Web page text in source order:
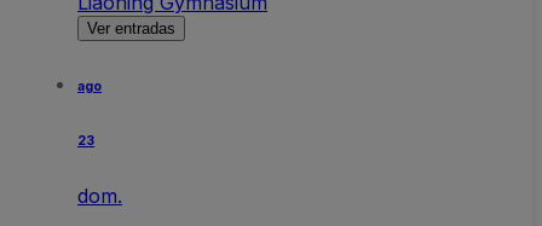
Ver entradas
ago
23
dom.